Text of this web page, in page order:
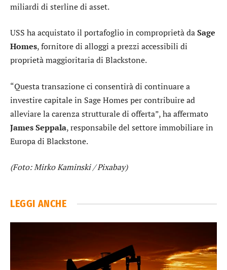
miliardi di sterline di asset.
USS ha acquistato il portafoglio in comproprietà daSage
Homes, fornitore di alloggi a prezzi accessibili di
proprietà maggioritaria di Blackstone.
“Questa transazione ci consentirà di continuare a
investire capitale in Sage Homes per contribuire ad
alleviare la carenza strutturale di offerta”, ha affermato
James Seppala, responsabile del settore immobiliare in
Europa di Blackstone.
(Foto: Mirko Kaminski / Pixabay)
LEGGI ANCHE